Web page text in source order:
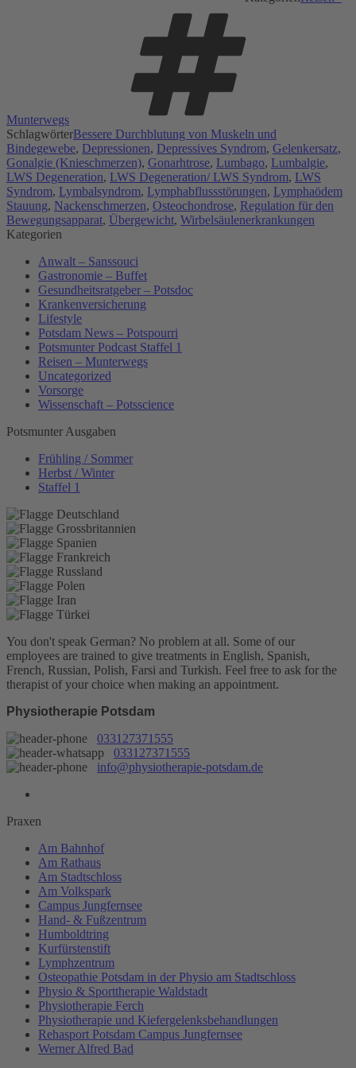
Munterwegs
SchlagwörterBessere Durchblutung von Muskeln und
Bindegewebe, Depressionen, Depressives Syndrom, Gelenkersatz,
Gonalgie (Knieschmerzen), Gonarhtrose, Lumbago, Lumbalgie,
LWS Degeneration, LWS Degeneration/ LWS Syndrom, LWS
Syndrom, Lymbalsyndrom, Lymphabflussstörungen, Lymphaödem
Stauung, Nackenschmerzen, Osteochondrose, Regulation für den
Bewegungsapparat, Übergewicht, Wirbelsäulenerkrankungen
Kategorien
Anwalt – Sanssouci
Gastronomie – Buffet
Gesundheitsratgeber – Potsdoc
Krankenversicherung
Lifestyle
Potsdam News – Potspourri
Potsmunter Podcast Staffel 1
Reisen – Munterwegs
Uncategorized
Vorsorge
Wissenschaft – Potsscience
Potsmunter Ausgaben
Frühling / Sommer
Herbst / Winter
Staffel 1
You don't speak German? No problem at all. Some of our
employees are trained to give treatments in English, Spanish,
French, Russian, Polish, Farsi and Turkish. Feel free to ask for the
therapist of your choice when making an appointment.
Physiotherapie Potsdam
033127371555
033127371555
info@physiotherapie-potsdam.de
Praxen
Am Bahnhof
Am Rathaus
Am Stadtschloss
Am Volkspark
Campus Jungfernsee
Hand- & Fußzentrum
Humboldtring
Kurfürstenstift
Lymphzentrum
Osteopathie Potsdam in der Physio am Stadtschloss
Physio & Sporttherapie Waldstadt
Physiotherapie Ferch
Physiotherapie und Kiefergelenksbehandlungen
Rehasport Potsdam Campus Jungfernsee
Werner Alfred Bad